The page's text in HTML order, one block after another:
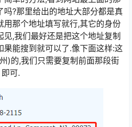
?那里给出的地址大部分都是真
用那个地址填写就行,其它的身份
见,我们最好还是把这个地址复制
果能搜到就可以了.像下面这样:这
)的,我们只需要复制前面那段街
可.